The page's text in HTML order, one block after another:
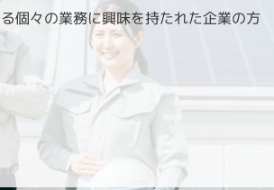
個々の業務に興味を持たれた企業の方